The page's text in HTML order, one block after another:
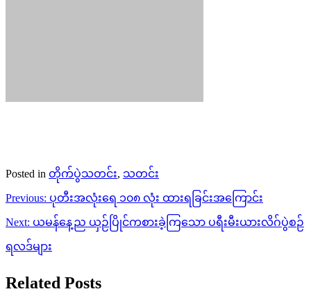
လုံခြုံရေးအဖွဲဝင်များနှင့် အဖျက်အမှောင့် လုပ်ဆောင်နေသော
PDFများ ထိတွေ့တိုက်ပွဲဖြစ်ပွားခဲ့ရာ PDF များထံမှလက်လုပ်မိုင်း
၂ […]
တိုက်ပွဲသတင်း